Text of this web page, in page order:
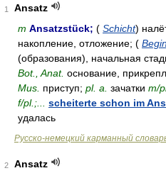
1
Ansatz
m Ansatzstück; ( Schicht)
накопление, отложение; (
(образования), начальная
Bot., Anat. основание,
Mus. приступ; pl. a. зачатки m/
f/pl.;...
scheiterte schon im
удалась
Русско-немецкий карманный
2
Ansatz